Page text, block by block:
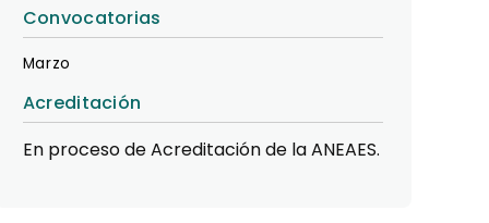
Convocatorias
Marzo
Acreditación
En proceso de Acreditación de la ANEAES.